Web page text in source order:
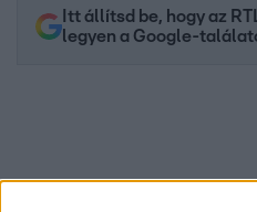
Itt állítsd be, hogy az
legyen a Google-